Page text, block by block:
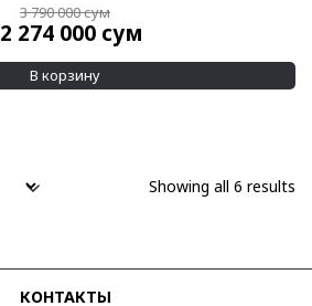
3 790 000сум
2 274 000 сум
В корзину
Showing all 6 results
КОНТАКТЫ